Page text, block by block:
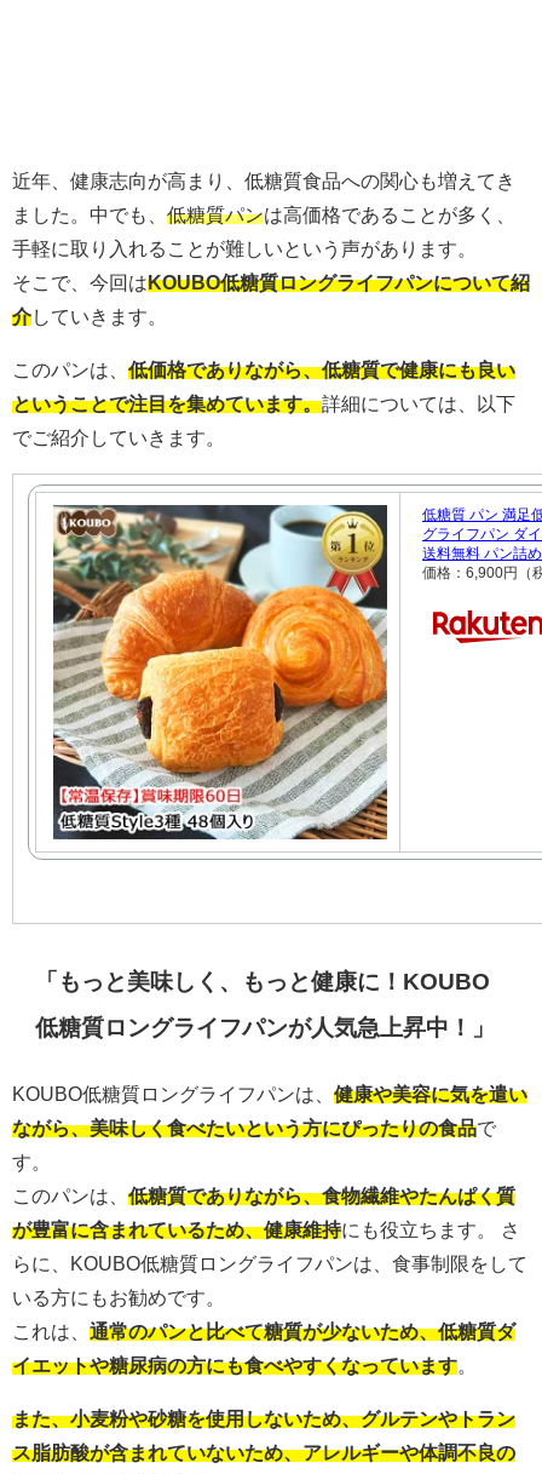
近年、健康志向が高まり、低糖質食品への関心も増えてき
ました。中でも、 低糖質パンは高価格であることが多く、
手軽に取り入れることが難しいという声があります。
そこで、今回はKOUBO低糖質ロングライフパンについて紹
介していきます。
このパンは、 低価格でありながら、低糖質で健康にも良い
ということで注目を集めています。詳細については、以下
でご紹介していきます。
低糖質 パン 満足
グライフパン ダ
送料無料 パン詰
価格：6,900円（
「もっと美味しく、もっと健康に！KOUBO
低糖質ロングライフパンが人気急上昇中！」
KOUBO低糖質ロングライフパンは、 健康や美容に気を遣い
ながら、美味しく食べたいという方にぴったりの食品で
す。
このパンは、 低糖質でありながら、食物繊維やたんぱく質
が豊富に含まれているため、健康維持にも役立ちます。 さ
らに、KOUBO低糖質ロングライフパンは、食事制限をして
いる方にもお勧めです。
これは、 通常のパンと比べて糖質が少ないため、低糖質ダ
イエットや糖尿病の方にも食べやすくなっています
また、小麦粉や砂糖を使用しないため、グルテンやトラン
ス脂肪酸が含まれていないため、アレルギーや体調不良の